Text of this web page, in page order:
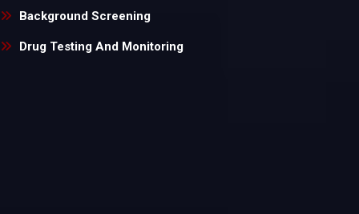
Background Screening
Drug Testing And Monitoring